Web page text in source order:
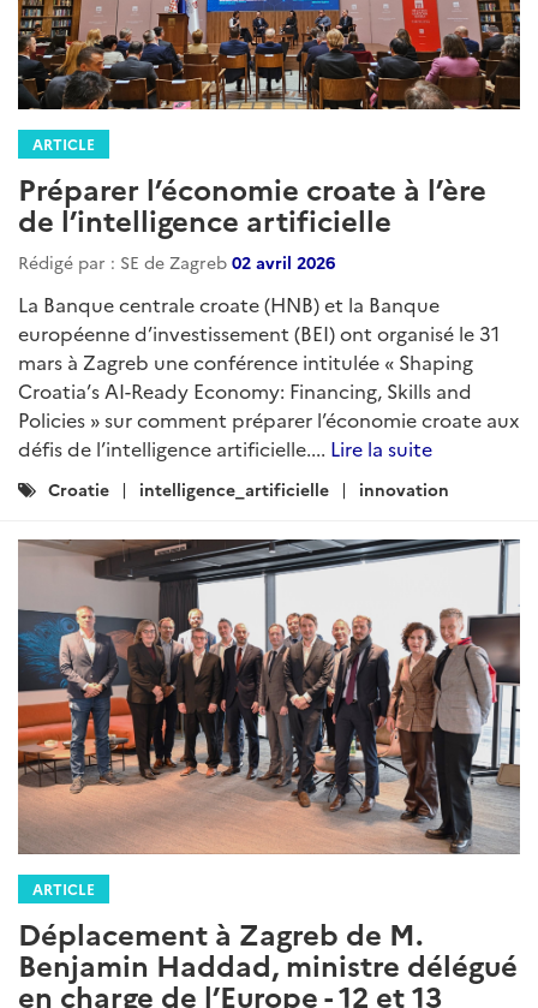
ARTICLE
Préparer l’économie croate à l’ère
de l’intelligence artificielle
Rédigé par : SE de Zagreb 02 avril 2026
La Banque centrale croate (HNB) et la Banque
européenne d’investissement (BEI) ont organisé le 31
mars à Zagreb une conférence intitulée « Shaping
Croatia’s AI-Ready Economy: Financing, Skills and
Policies » sur comment préparer l’économie croate aux
défis de l’intelligence artificielle.... Lire la suite
Catégories
Croatie intelligence_artificielle innovation
ARTICLE
Déplacement à Zagreb de M.
Benjamin Haddad, ministre délégué
en charge de l’Europe - 12 et 13